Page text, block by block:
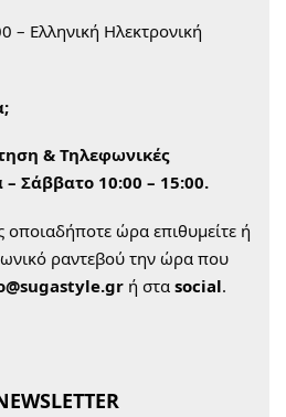
Ελληνική Ηλεκτρονική
& Τηλεφωνικές
– Σάββατο 10:00 – 15:00.
οποιαδήποτε ώρα επιθυμείτε ή
ραντεβού την ώρα που
ή στα social.